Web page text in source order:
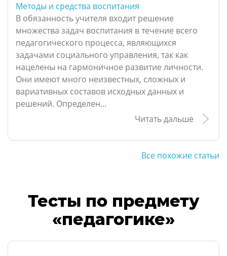
Методы и средства воспитания
В обязанность учителя входит решение
множества задач воспитания в течение всего
педагогического процесса, являющихся
задачами социального управления, так как
нацелены на гармоничное развитие личности.
Они имеют много неизвестных, сложных и
вариативных составов исходных данных и
решений. Определен...
Читать дальше
Все похожие статьи
Тесты по предмету
«педагогике»